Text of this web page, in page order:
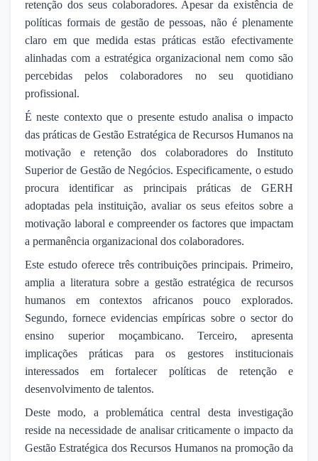
retenção dos seus colaboradores. Apesar da existência de
políticas formais de gestão de pessoas, não é plenamente
claro em que medida estas práticas estão efectivamente
alinhadas com a estratégica organizacional nem como são
percebidas pelos colaboradores no seu quotidiano
profissional.
É neste contexto que o presente estudo analisa o impacto
das práticas de Gestão Estratégica de Recursos Humanos na
motivação e retenção dos colaboradores do Instituto
Superior de Gestão de Negócios. Especificamente, o estudo
procura identificar as principais práticas de GERH
adoptadas pela instituição, avaliar os seus efeitos sobre a
motivação laboral e compreender os factores que impactam
a permanência organizacional dos colaboradores.
Este estudo oferece três contribuições principais. Primeiro,
amplia a literatura sobre a gestão estratégica de recursos
humanos em contextos africanos pouco explorados.
Segundo, fornece evidencias empíricas sobre o sector do
ensino superior moçambicano. Terceiro, apresenta
implicações práticas para os gestores institucionais
interessados em fortalecer políticas de retenção e
desenvolvimento de talentos.
Deste modo, a problemática central desta investigação
reside na necessidade de analisar criticamente o impacto da
Gestão Estratégica dos Recursos Humanos na promoção da